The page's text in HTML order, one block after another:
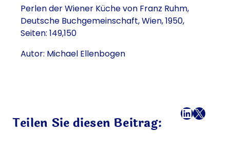
Perlen der Wiener Küche von Franz Ruhm,
Deutsche Buchgemeinschaft, Wien, 1950,
Seiten: 149,150
Autor: Michael Ellenbogen
Teilen Sie diesen Beitrag:
Facebook
LinkedIn
X E-Mail